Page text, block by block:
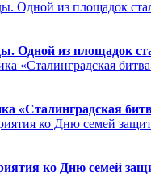
Одной из площадок
«Сталинградская
ко Дню семей